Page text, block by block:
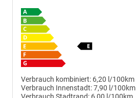
Verbrauch kombiniert: 6,20 l/100km
Verbrauch Innenstadt:7,90 l/100km